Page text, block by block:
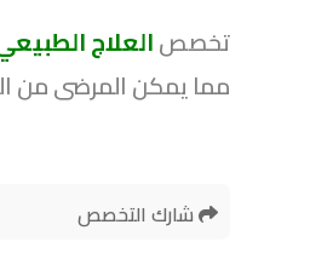
تخصصالعلاج
مما يمكن المرضى من
شارك التخصص